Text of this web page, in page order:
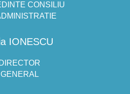
CONSILIU
IONESCU
DIRECTOR
GENERAL